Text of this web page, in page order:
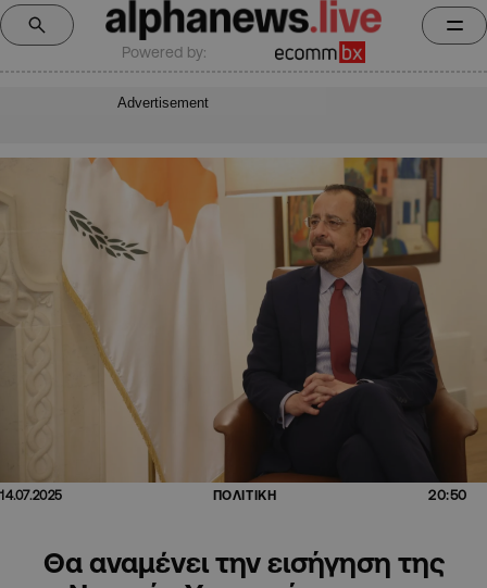
Powered by:
Advertisement
14.07.2025 ΠΟΛΙΤΙΚΗ 20:50
Θα αναμένει την εισήγηση της